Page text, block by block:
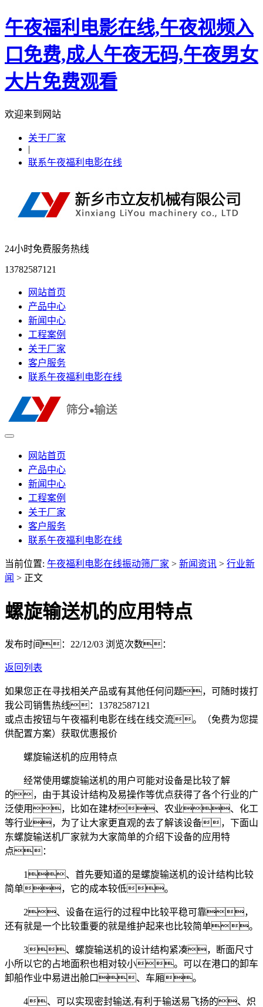
午夜福利电影在线,午夜视频入
口免费,成人午夜无码,午夜男女
大片免费观看
欢迎来到网站
关于厂家
|
联系午夜福利电影在线
24小时免费服务热线
13782587121
网站首页
产品中心
新闻中心
工程案例
关于厂家
客户服务
联系午夜福利电影在线
网站首页
产品中心
新闻中心
工程案例
关于厂家
客户服务
联系午夜福利电影在线
当前位置: 午夜福利电影在线振动筛厂家 > 新闻资讯 > 行业新
闻 > 正文
螺旋输送机的应用特点
发布时间：22/12/03 浏览次数：
返回列表
如果您正在寻找相关产品或有其他任何问题，可随时拨打
我公司销售热线： 13782587121
或点击按钮与午夜福利电影在线在线交流。（免费为您提
供配置方案） 获取优惠报价
螺旋输送机的应用特点
经常使用螺旋输送机的用户可能对设备是比较了解
的，由于其设计结构及易操作等优点获得了各个行业的广
泛使用，比如在建材、农业、化工
等行业，为了让大家更直观的去了解该设备，下面山
东螺旋输送机厂家就为大家简单的介绍下设备的应用特
点：
1、首先要知道的是螺旋输送机的设计结构比较
简单，它的成本较低。
2、设备在运行的过程中比较平稳可靠，
还有就是一个比较重要的就是维护起来也比较简单。
3、螺旋输送机的设计结构紧凑，断面尺寸
小所以它的占地面积也相对较小。可以在港口的卸车
卸船作业中易进出舱口、车厢。
4、可以实现密封输送,有利于输送易飞扬的、炽